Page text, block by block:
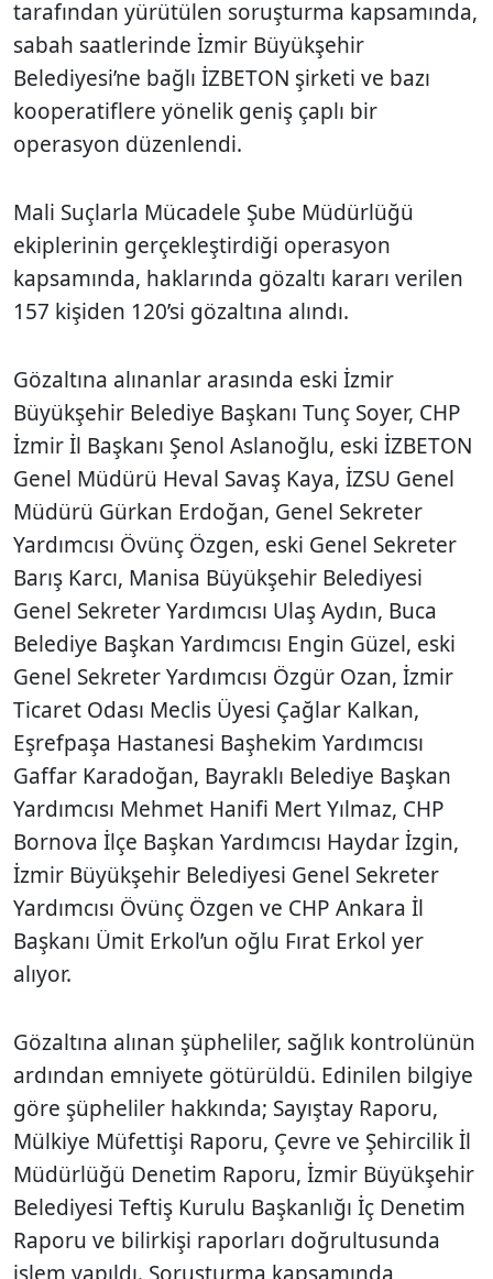
tarafından yürütülen soruşturma kapsamında,
sabah saatlerinde İzmir Büyükşehir
Belediyesi’ne bağlı İZBETON şirketi ve bazı
kooperatiflere yönelik geniş çaplı bir
operasyon düzenlendi.
Mali Suçlarla Mücadele Şube Müdürlüğü
ekiplerinin gerçekleştirdiği operasyon
kapsamında, haklarında gözaltı kararı verilen
157 kişiden 120’si gözaltına alındı.
Gözaltına alınanlar arasında eski İzmir
Büyükşehir Belediye Başkanı Tunç Soyer, CHP
İzmir İl Başkanı Şenol Aslanoğlu, eski İZBETON
Genel Müdürü Heval Savaş Kaya, İZSU Genel
Müdürü Gürkan Erdoğan, Genel Sekreter
Yardımcısı Övünç Özgen, eski Genel Sekreter
Barış Karcı, Manisa Büyükşehir Belediyesi
Genel Sekreter Yardımcısı Ulaş Aydın, Buca
Belediye Başkan Yardımcısı Engin Güzel, eski
Genel Sekreter Yardımcısı Özgür Ozan, İzmir
Ticaret Odası Meclis Üyesi Çağlar Kalkan,
Eşrefpaşa Hastanesi Başhekim Yardımcısı
Gaffar Karadoğan, Bayraklı Belediye Başkan
Yardımcısı Mehmet Hanifi Mert Yılmaz, CHP
Bornova İlçe Başkan Yardımcısı Haydar İzgin,
İzmir Büyükşehir Belediyesi Genel Sekreter
Yardımcısı Övünç Özgen ve CHP Ankara İl
Başkanı Ümit Erkol’un oğlu Fırat Erkol yer
alıyor.
Gözaltına alınan şüpheliler, sağlık kontrolünün
ardından emniyete götürüldü. Edinilen bilgiye
göre şüpheliler hakkında; Sayıştay Raporu,
Mülkiye Müfettişi Raporu, Çevre ve Şehircilik İl
Müdürlüğü Denetim Raporu, İzmir Büyükşehir
Belediyesi Teftiş Kurulu Başkanlığı İç Denetim
Raporu ve bilirkişi raporları doğrultusunda
işlem yapıldı. Soruşturma kapsamında